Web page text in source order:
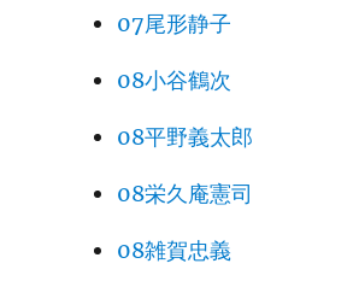
07尾形静子
08小谷鶴次
08平野義太郎
08栄久庵憲司
08雑賀忠義